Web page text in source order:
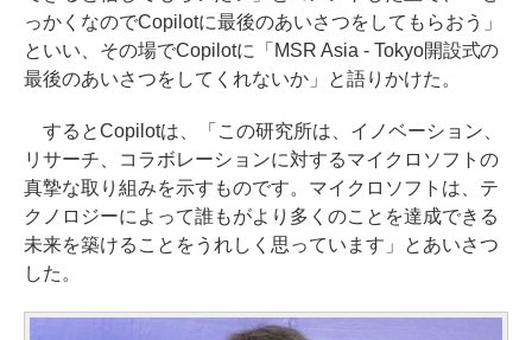
っかくなのでCopilotに最後のあいさつをしてもらおう」
といい、その場でCopilotに「MSR Asia - Tokyo開設式の
最後のあいさつをしてくれないか」と語りかけた。
するとCopilotは、「この研究所は、イノベーション、
リサーチ、コラボレーションに対するマイクロソフトの
真摯な取り組みを示すものです。マイクロソフトは、テ
クノロジーによって誰もがより多くのことを達成できる
未来を築けることをうれしく思っています」とあいさつ
した。